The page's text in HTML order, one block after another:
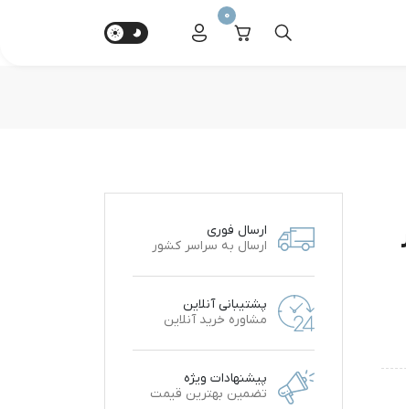
0
ارسال فوری
ارسال به سراسر کشور
پشتیبانی آنلاین
مشاوره خرید آنلاین
پیشنهادات ویژه
تضمین بهترین قیمت